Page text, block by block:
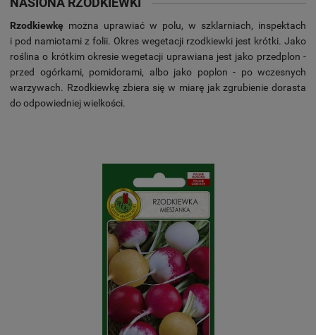
Rzodkiewkę można uprawiać w polu, w szklarniach, inspektach
i pod namiotami z folii. Okres wegetacji rzodkiewki jest krótki. Jako
roślina o krótkim okresie wegetacji uprawiana jest jako przedplon -
przed ogórkami, pomidorami, albo jako poplon - po wczesnych
warzywach. Rzodkiewkę zbiera się w miarę jak zgrubienie dorasta
do odpowiedniej wielkości.